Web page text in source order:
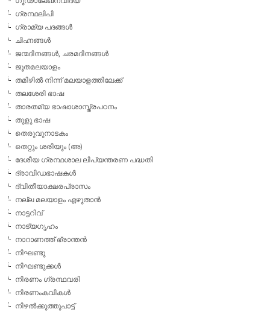
ഗ്രന്ഥലിപി
ഗ്രാമ്യ പദങ്ങള്‍
ചിഹ്നങ്ങള്‍
ജന്മദിനങ്ങള്‍, ചരമദിനങ്ങള്‍
ജൂതമലയാളം
തമിഴില്‍ നിന്ന് മലയാളത്തിലേക്ക്
തലശേരി ഭാഷ
താരതമ്യ ഭാഷാശാസ്ത്രപഠനം
തുളു ഭാഷ
തെരുവുനാടകം
തെറ്റും ശരിയും (അ)
ദേശീയ ഗ്രന്ഥശാല ലിപ്യന്തരണ പദ്ധതി
ദ്രാവിഡഭാഷകള്‍
ദ്വിതീയാക്ഷരപ്രാസം
നല്ല മലയാളം എഴുതാന്‍
നാട്ടറിവ്
നാട്യഗൃഹം
നാറാണത്ത് ഭ്രാന്തന്‍
നിഘണ്ടു
നിഘണ്ടുക്കള്‍
നിരണം ഗ്രന്ഥവരി
നിരണംകവികള്‍
നിഴല്‍ക്കുത്തുപാട്ട്